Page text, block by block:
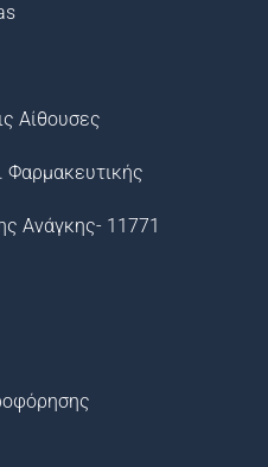
Αίθουσες
Φαρμακευτικής
Ανάγκης- 11771